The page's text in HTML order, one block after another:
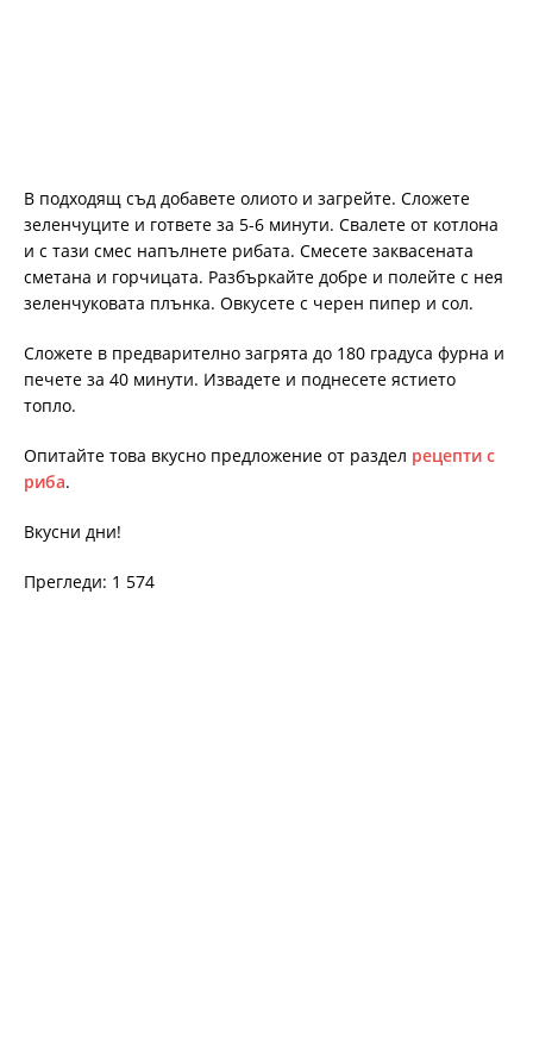
В подходящ съд добавете олиото и загрейте. Сложете
зеленчуците и гответе за 5-6 минути. Свалете от котлона
и с тази смес напълнете рибата. Смесете заквасената
сметана и горчицата. Разбъркайте добре и полейте с нея
зеленчуковата плънка. Овкусете с черен пипер и сол.
Сложете в предварително загрята до 180 градуса фурна и
печете за 40 минути. Извадете и поднесете ястието
топло.
Опитайте това вкусно предложение от раздел рецепти с
риба.
Вкусни дни!
Прегледи: 1 574